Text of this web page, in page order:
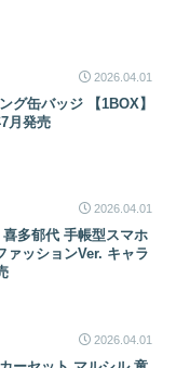
2026.04.01
グ缶バッジ 【1BOX】
月発売
2026.04.01
多郁代 手帳型スマホ
ァッションVer. キャラ
2026.04.01